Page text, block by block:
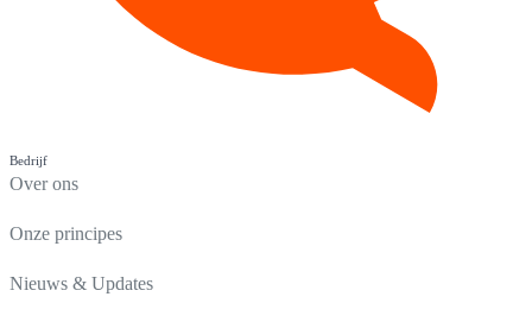
Bedrijf
Over ons
Onze principes
Nieuws & Updates